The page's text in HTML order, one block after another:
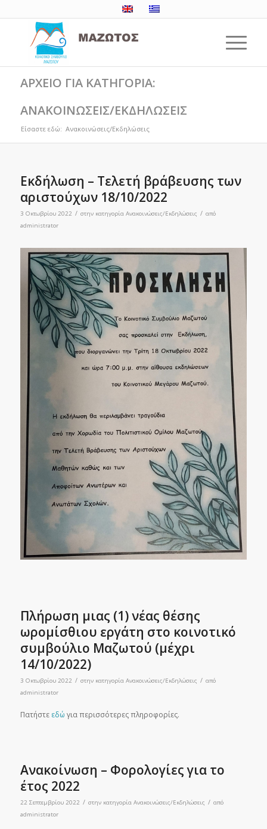
ΑΡΧΕΙΟ ΓΙΑ ΚΑΤΗΓΟΡΙΑ:
ΑΝΑΚΟΙΝΩΣΕΙΣ/ΕΚΔΗΛΩΣΕΙΣ
Είσαστε εδώ: Ανακοινώσεις/Εκδηλώσεις
Εκδήλωση – Τελετή βράβευσης των
αριστούχων 18/10/2022
3 Οκτωβρίου 2022 / στην κατηγορία Ανακοινώσεις/Εκδηλώσεις / από
administrator
Πλήρωση μιας (1) νέας θέσης
ωρομίσθιου εργάτη στο κοινοτικό
συμβούλιο Μαζωτού (μέχρι
14/10/2022)
3 Οκτωβρίου 2022 / στην κατηγορία Ανακοινώσεις/Εκδηλώσεις / από
administrator
Πατήστε εδώ για περισσότερες πληροφορίες.
Ανακοίνωση – Φορολογίες για το
έτος 2022
22 Σεπτεμβρίου 2022 / στην κατηγορία Ανακοινώσεις/Εκδηλώσεις / από
administrator